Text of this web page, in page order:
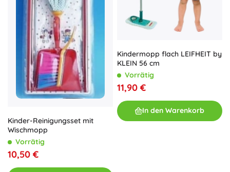
Kinder-Reinigungsset mit
Wischmopp
Vorrätig
10,50 €
Kindermopp flach LEIFHEIT by
KLEIN 56 cm
Vorrätig
11,90 €
In den Warenkorb